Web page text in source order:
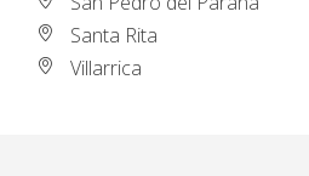
Santa Rita
Villarrica